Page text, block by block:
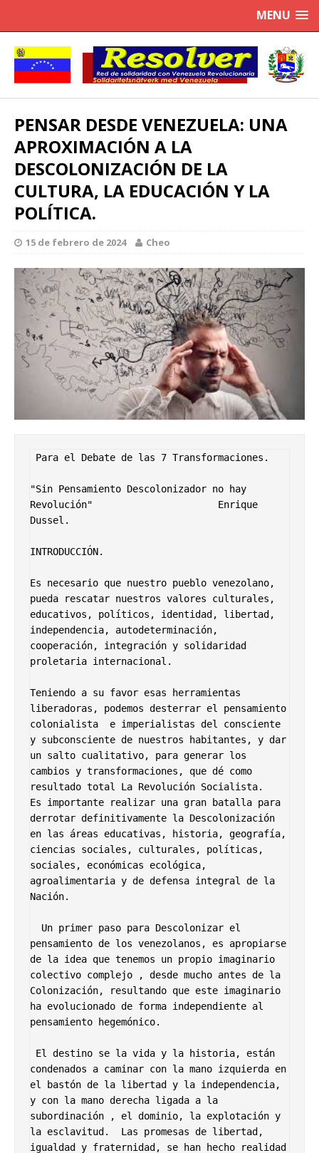
MENU
PENSAR DESDE VENEZUELA: UNA
APROXIMACIÓN A LA
DESCOLONIZACIÓN DE LA
CULTURA, LA EDUCACIÓN Y LA
POLÍTICA.
15 de febrero de 2024 Cheo
"Sin Pensamiento Descolonizador no hay
Revolución"                      Enrique
Dussel.
INTRODUCCIÓN.
Es necesario que nuestro pueblo venezolano,
pueda rescatar nuestros valores culturales,
educativos, políticos, identidad, libertad,
independencia, autodeterminación,
cooperación, integración y solidaridad
proletaria internacional.
Teniendo a su favor esas herramientas
liberadoras, podemos desterrar el pensamiento
colonialista  e imperialistas del consciente
y subconsciente de nuestros habitantes, y dar
un salto cualitativo, para generar los
cambios y transformaciones, que dé como
resultado total La Revolución Socialista.
Es importante realizar una gran batalla para
derrotar definitivamente la Descolonización
en las áreas educativas, historia, geografía,
ciencias sociales, culturales, políticas,
sociales, económicas ecológica,
agroalimentaria y de defensa integral de la
Nación.
pensamiento de los venezolanos, es apropiarse
de la idea que tenemos un propio imaginario
colectivo complejo , desde mucho antes de la
Colonización, resultando que este imaginario
ha evolucionado de forma independiente al
pensamiento hegemónico.
condenados a caminar con la mano izquierda en
el bastón de la libertad y la independencia,
y con la mano derecha ligada a la
subordinación , el dominio, la explotación y
la esclavitud.  Las promesas de libertad,
igualdad y fraternidad, se han hecho realidad